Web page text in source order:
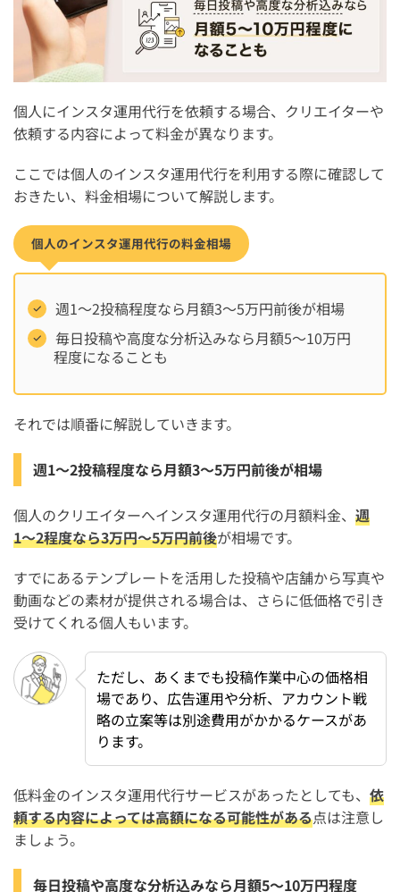
個人にインスタ運用代行を依頼する場合、クリエイターや
依頼する内容によって料金が異なります。
ここでは個人のインスタ運用代行を利用する際に確認して
おきたい、料金相場について解説します。
個人のインスタ運用代行の料金相場
週1〜2投稿程度なら月額3〜5万円前後が相場
毎日投稿や高度な分析込みなら月額5〜10万円
程度になることも
それでは順番に解説していきます。
週1〜2投稿程度なら月額3〜5万円前後が相場
個人のクリエイターへインスタ運用代行の月額料金、 週
1〜2程度なら3万円〜5万円前後が相場です。
すでにあるテンプレートを活用した投稿や店舗から写真や
動画などの素材が提供される場合は、さらに低価格で引き
受けてくれる個人もいます。
ただし、あくまでも投稿作業中心の価格相
場であり、広告運用や分析、アカウント戦
略の立案等は別途費用がかかるケースがあ
ります。
低料金のインスタ運用代行サービスがあったとしても、 依
頼する内容によっては高額になる可能性がある点は注意し
ましょう。
毎日投稿や高度な分析込みなら月額5〜10万円程度